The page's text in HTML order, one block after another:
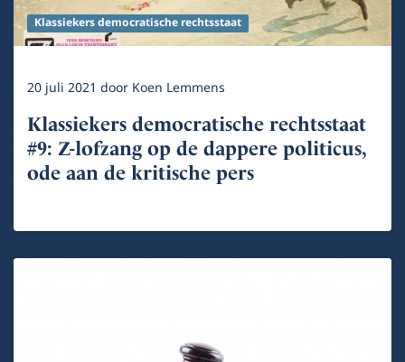
Klassiekers democratische rechtsstaat
20 juli 2021 door Koen Lemmens
Klassiekers democratische rechtsstaat
#9: Z-lofzang op de dappere politicus,
ode aan de kritische pers